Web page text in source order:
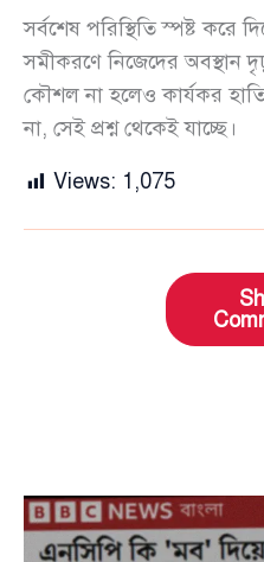
সর্বশেষ পরিস্থিতি স্পষ্ট করে
সমীকরণে নিজেদের অবস্থান
কৌশল না হলেও কার্যকর
না, সেই প্রশ্ন থেকেই যাচ্ছে।
Views: 1,075